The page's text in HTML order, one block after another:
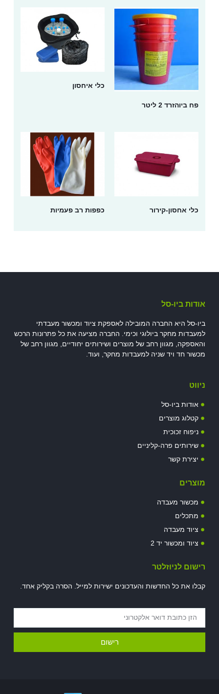
פח ביוהזרד 2 ליטר
כלי איחסון
כלי אחסון-קירור כפפות רב פעמיות
אודות ביו-סל
ביו-סל היא החברה המובילה לאספקת ציוד ומכשור מעבדתי
למעבדות מחקר ביולוגי וכימי. החברה מציעה את כל פתרונות הרכש
והאספקה, מגוון רחב של מוצרים ושירותים יחודיים, מגוון רחב של
מכשור חד ויד שניה למעבדות מחקר, ועוד.
ניווט
אודות ביו-סל
קטלוג מוצרים
ניפוח זכוכית
שירותים פרה-קליניים
יצירת קשר
מוצרים
מכשור מעבדה
מתכלים
ציוד מעבדה
ציוד ומכשור יד 2
רישום לניוזלטר
קבלו את כל החדשות והעדכונים ישירות למייל. הסרה בקליק אחד.
רישום